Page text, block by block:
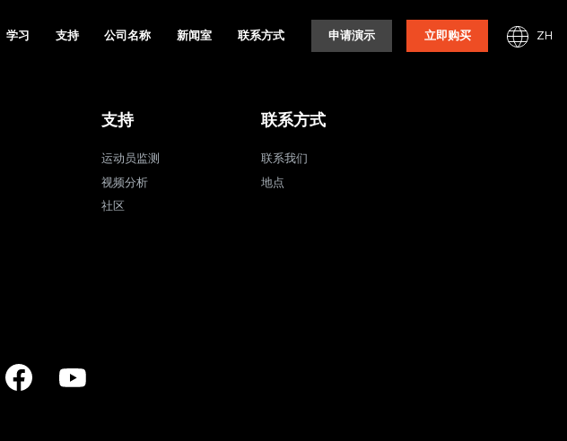
学习 支持 公司名称 新闻室 联系方式 申请演示 立即购买 ZH
支持
运动员监测
视频分析
社区
联系方式
联系我们
地点